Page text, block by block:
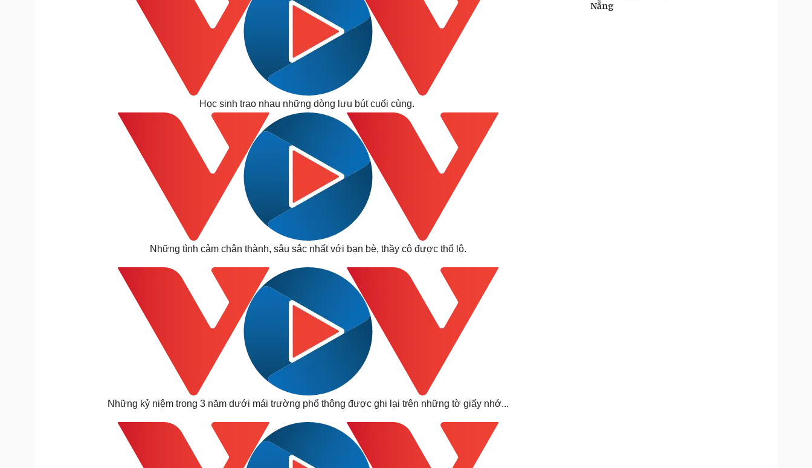
Học sinh trao nhau những dòng lưu bút cuối cùng.
Những tình cảm chân thành, sâu sắc nhất với bạn bè, thầy cô được thổ lộ.
Những kỷ niệm trong 3 năm dưới mái trường phổ thông được ghi lại trên những tờ giấy nhớ...
Nẵng